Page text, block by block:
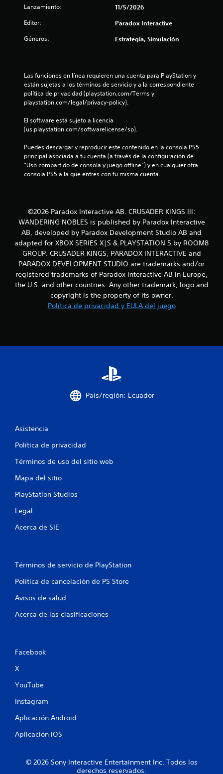
i
o
e
r
e
l
l
a
n
n
Lanzamiento: 11/5/2026
Editor: Paradox Interactive
Géneros: Estrategia, Simulación
Las funciones en línea requieren una cuenta para PlayStation y
están sujetas a los términos de servicio y a la correspondiente
política de privacidad (playstation.com/Terms y
playstation.com/legal/privacy-policy).
El software está sujeto a licencia
(us.playstation.com/softwarelicense/sp).
Puedes descargar y reproducir este contenido en la consola PS5
principal asociada a tu cuenta (a través de la configuración de
“Uso compartido de consola y juego offline”) y en cualquier otra
consola PS5 a la que entres con tu misma cuenta.
©2026 Paradox Interactive AB. CRUSADER KINGS III:
WANDERING NOBLES is published by Paradox Interactive
AB, developed by Paradox Development Studio AB and
adapted for XBOX SERIES X|S & PLAYSTATION 5 by ROOM8
GROUP. CRUSADER KINGS, PARADOX INTERACTIVE and
PARADOX DEVELOPMENT STUDIO are trademarks and/or
registered trademarks of Paradox Interactive AB in Europe,
the U.S. and other countries. Any other trademark, logo and
copyright is the property of its owner.
Política de privacidad y EULA del juego
País/región: Ecuador
Asistencia
Política de privacidad
Términos de uso del sitio web
Mapa del sitio
PlayStation Studios
Legal
Acerca de SIE
Términos de servicio de PlayStation
Política de cancelación de PS Store
Avisos de salud
Acerca de las clasificaciones
Facebook
X
YouTube
Instagram
Aplicación Android
Aplicación iOS
© 2026 Sony Interactive Entertainment Inc. Todos los
derechos reservados.